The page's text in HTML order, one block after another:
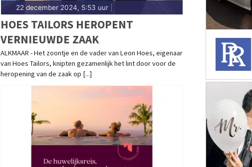
22 december 2024, 5:53 uur|
HOES TAILORS HEROPENT
VERNIEUWDE ZAAK
ALKMAAR - Het zoontje en de vader van Leon Hoes, eigenaar
van Hoes Tailors, knipten gezamenlijk het lint door voor de
heropening van de zaak op [...]